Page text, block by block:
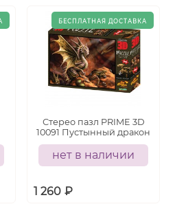
Стерео пазл PRIME 3D
10091 Пустынный дракон
нет в наличии
1 260 ₽